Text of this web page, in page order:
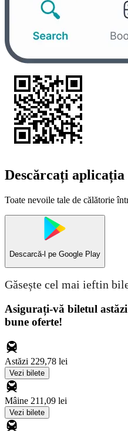
Descărcați
Toate nevoile tale de călătorie
Descarcă-l pe Google Play
Găsește cel mai ieftin
Asigurați-vă biletul
bune oferte!
Astăzi 229,78 lei
Vezi bilete
Mâine 211,09 lei
Vezi bilete